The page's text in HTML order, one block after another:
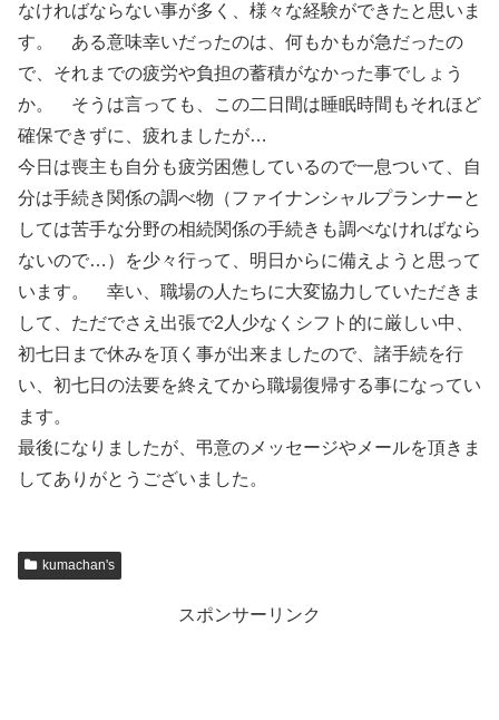
なければならない事が多く、様々な経験ができたと思いま
す。 ある意味幸いだったのは、何もかもが急だったの
で、それまでの疲労や負担の蓄積がなかった事でしょう
か。 そうは言っても、この二日間は睡眠時間もそれほど
確保できずに、疲れましたが…
今日は喪主も自分も疲労困憊しているので一息ついて、自
分は手続き関係の調べ物（ファイナンシャルプランナーと
しては苦手な分野の相続関係の手続きも調べなければなら
ないので…）を少々行って、明日からに備えようと思って
います。 幸い、職場の人たちに大変協力していただきま
して、ただでさえ出張で2人少なくシフト的に厳しい中、
初七日まで休みを頂く事が出来ましたので、諸手続を行
い、初七日の法要を終えてから職場復帰する事になってい
ます。
最後になりましたが、弔意のメッセージやメールを頂きま
してありがとうございました。
kumachan's
スポンサーリンク